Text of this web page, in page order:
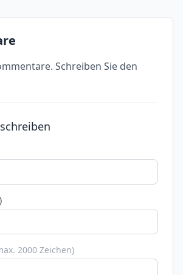
Schreiben Sie den
2000 Zeichen)